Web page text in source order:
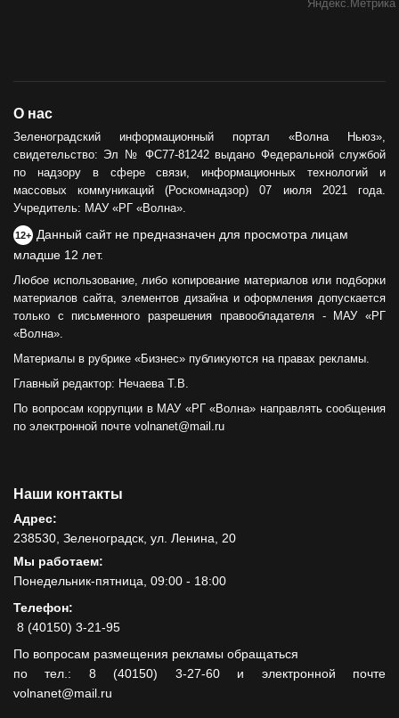
О нас
Зеленоградский информационный портал «Волна Ньюз»,
свидетельство: Эл № ФС77-81242 выдано Федеральной службой
по надзору в сфере связи, информационных технологий и
массовых коммуникаций (Роскомнадзор) 07 июля 2021 года.
Учредитель: МАУ «РГ «Волна».
12+ Данный сайт не предназначен для просмотра лицам
младше 12 лет.
Любое использование, либо копирование материалов или подборки
материалов сайта, элементов дизайна и оформления допускается
только с письменного разрешения правообладателя - МАУ «РГ
«Волна».
Материалы в рубрике «Бизнес» публикуются на правах рекламы.
Главный редактор: Нечаева Т.В.
По вопросам коррупции в МАУ «РГ «Волна» направлять сообщения
по электронной почте volnanet@mail.ru
Наши контакты
Адрес:
238530, Зеленоградск, ул. Ленина, 20
Мы работаем:
Понедельник-пятница, 09:00 - 18:00
Телефон:
8 (40150) 3-21-95
По вопросам размещения рекламы обращаться
по тел.: 8 (40150) 3-27-60 и электронной почте
volnanet@mail.ru